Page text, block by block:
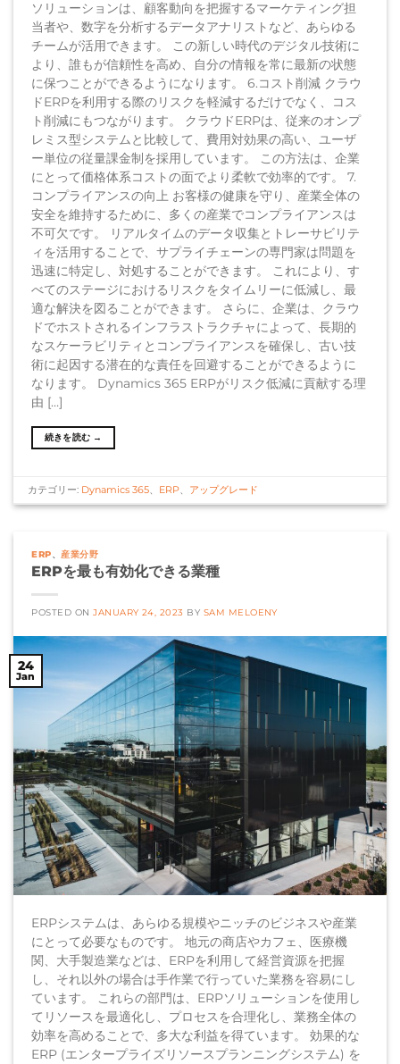
ソリューションは、顧客動向を把握するマーケティング担
当者や、数字を分析するデータアナリストなど、あらゆる
チームが活用できます。 この新しい時代のデジタル技術に
より、誰もが信頼性を高め、自分の情報を常に最新の状態
に保つことができるようになります。 6.コスト削減 クラウ
ドERPを利用する際のリスクを軽減するだけでなく、コス
ト削減にもつながります。 クラウドERPは、従来のオンプ
レミス型システムと比較して、費用対効果の高い、ユーザ
ー単位の従量課金制を採用しています。 この方法は、企業
にとって価格体系コストの面でより柔軟で効率的です。 7.
コンプライアンスの向上 お客様の健康を守り、産業全体の
安全を維持するために、多くの産業でコンプライアンスは
不可欠です。 リアルタイムのデータ収集とトレーサビリテ
ィを活用することで、サプライチェーンの専門家は問題を
迅速に特定し、対処することができます。 これにより、す
べてのステージにおけるリスクをタイムリーに低減し、最
適な解決を図ることができます。 さらに、企業は、クラウ
ドでホストされるインフラストラクチャによって、長期的
なスケーラビリティとコンプライアンスを確保し、古い技
術に起因する潜在的な責任を回避することができるように
なります。 Dynamics 365 ERPがリスク低減に貢献する理
由 […]
続きを読む →
カテゴリー: Dynamics 365 ERP アップグレード
ERP 産業分野
ERPを最も有効化できる業種
POSTED ONJANUARY 24, 2023 BY SAM MELOENY
24
Jan
ERPシステムは、あらゆる規模やニッチのビジネスや産業
にとって必要なものです。 地元の商店やカフェ、医療機
関、大手製造業などは、ERPを利用して経営資源を把握
し、それ以外の場合は手作業で行っていた業務を容易にし
ています。 これらの部門は、ERPソリューションを使用し
てリソースを最適化し、プロセスを合理化し、業務全体の
効率を高めることで、多大な利益を得ています。 効果的な
ERP (エンタープライズリソースプランニングシステム) を